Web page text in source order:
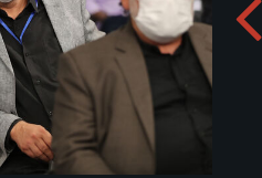
อัพโหลดอัลบั่ม: